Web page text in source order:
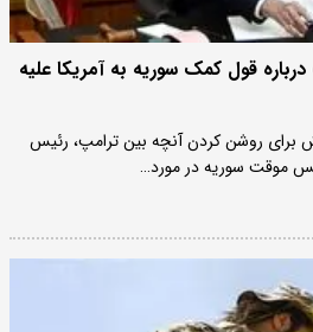
قول کمک سوریه به آمریکا علیه
برای روشن کردن آنچه بین ترامپ، رئیس
موقت سوریه در مورد…